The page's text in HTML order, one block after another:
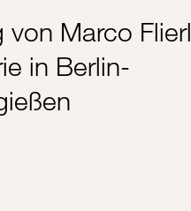
Marco Flierl
in Berlin-